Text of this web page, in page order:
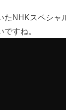
たNHKスペシャ
すね。